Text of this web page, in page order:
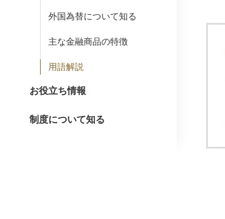
外国為替について知る
主な金融商品の特徴
用語解説
お役立ち情報
制度について知る